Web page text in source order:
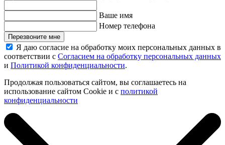
Ваше имя
Номер телефона
Перезвоните мне
Я даю согласие на обработку моих персональных данных в
соответствии с Согласием на обработку персональных данных
и Политикой конфиденциальности.
Продолжая пользоваться сайтом, вы соглашаетесь на
использование сайтом Cookie и с политикой
конфиденциальности